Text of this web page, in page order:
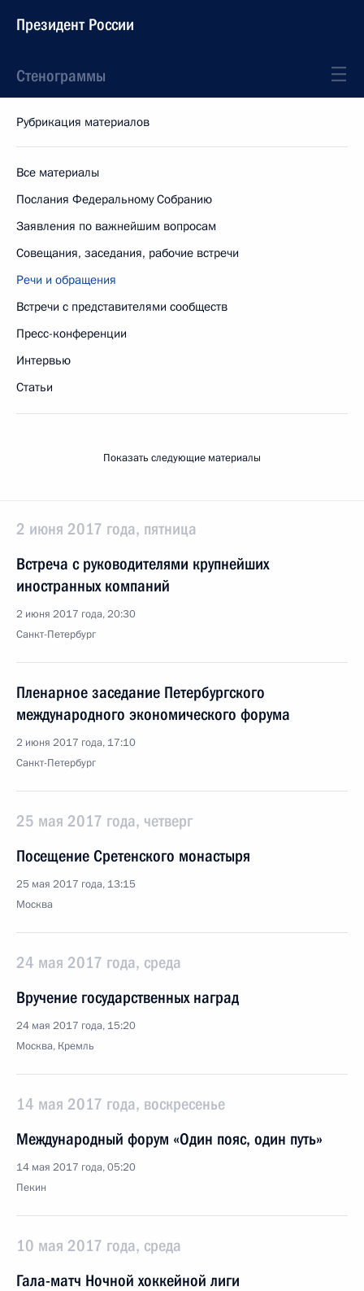
Президент России
Стенограммы
Рубрикация материалов
Все материалы
Послания Федеральному Собранию
Заявления по важнейшим вопросам
Совещания, заседания, рабочие встречи
Речи и обращения
Встречи с представителями сообществ
Пресс-конференции
Интервью
Статьи
Показать следующие материалы
2 июня 2017 года, пятница
Встреча с руководителями крупнейших
иностранных компаний
2 июня 2017 года, 20:30
Санкт-Петербург
Пленарное заседание Петербургского
международного экономического форума
2 июня 2017 года, 17:10
Санкт-Петербург
25 мая 2017 года, четверг
Посещение Сретенского монастыря
25 мая 2017 года, 13:15
Москва
24 мая 2017 года, среда
Вручение государственных наград
24 мая 2017 года, 15:20
Москва, Кремль
14 мая 2017 года, воскресенье
Международный форум «Один пояс, один путь»
14 мая 2017 года, 05:20
Пекин
10 мая 2017 года, среда
Гала-матч Ночной хоккейной лиги